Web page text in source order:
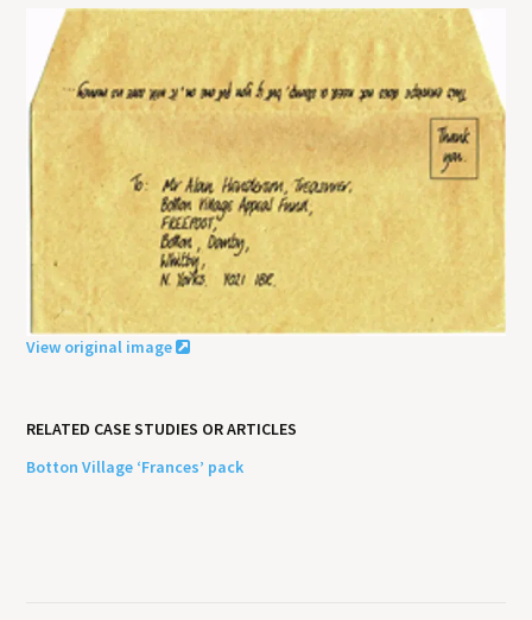
View original image
RELATED CASE STUDIES OR ARTICLES
Botton Village ‘Frances’ pack